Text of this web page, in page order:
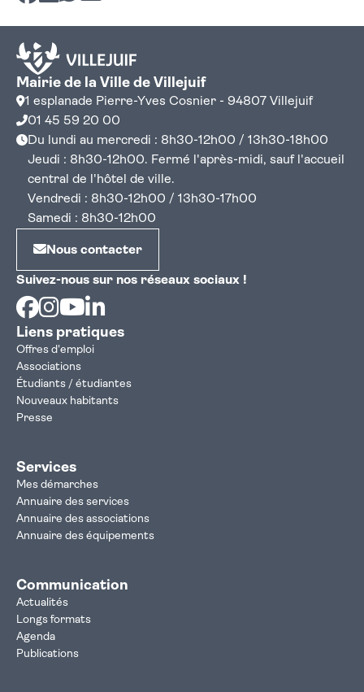
Mairie de la Ville de Villejuif
1 esplanade Pierre-Yves Cosnier - 94807 Villejuif
01 45 59 20 00
Du lundi au mercredi : 8h30-12h00 / 13h30-18h00
Jeudi : 8h30-12h00. Fermé l'après-midi, sauf l'accueil
central de l'hôtel de ville.
Vendredi : 8h30-12h00 / 13h30-17h00
Samedi : 8h30-12h00
Nous contacter
Suivez-nous sur nos réseaux sociaux !
Facebook
Instagram
Youtube
Liens pratiques
Offres d'emploi
Associations
Étudiants / étudiantes
Nouveaux habitants
Presse
Services
Mes démarches
Annuaire des services
Annuaire des associations
Annuaire des équipements
Communication
Actualités
Longs formats
Agenda
Publications